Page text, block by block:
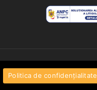
Politica de confidențialitate